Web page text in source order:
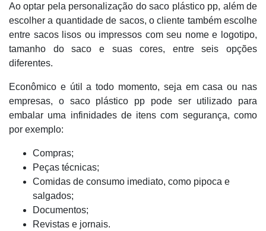
Ao optar pela personalização do saco plástico pp, além de
escolher a quantidade de sacos, o cliente também escolhe
entre sacos lisos ou impressos com seu nome e logotipo,
tamanho do saco e suas cores, entre seis opções
diferentes.
Econômico e útil a todo momento, seja em casa ou nas
empresas, o saco plástico pp pode ser utilizado para
embalar uma infinidades de itens com segurança, como
por exemplo:
Compras;
Peças técnicas;
Comidas de consumo imediato, como pipoca e
salgados;
Documentos;
Revistas e jornais.